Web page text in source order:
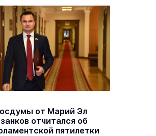
от Марий Эл
отчитался об
пятилетки